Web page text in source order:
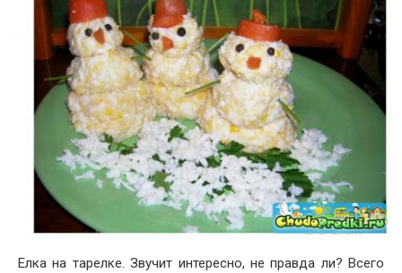
Елка на тарелке. Звучит интересно, не правда ли? Всего